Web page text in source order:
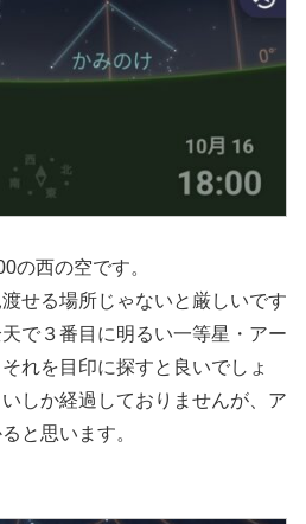
の西の空です。
せる場所じゃないと厳しいです
で３番目に明るい一等星・アー
れを目印に探すと良いでしょ
しか経過しておりませんが、ア
と思います。